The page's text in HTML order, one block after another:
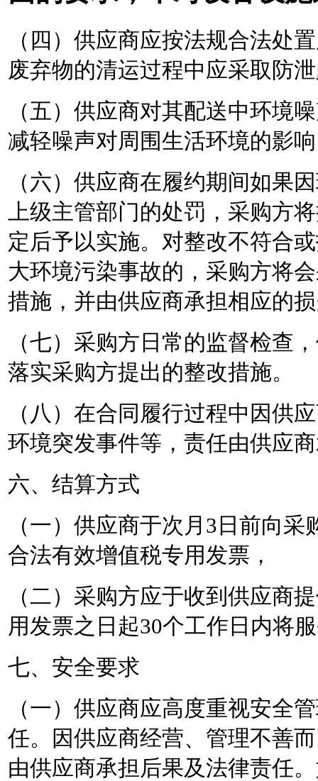
（四）供应商应按法规合法处
废弃物的清运过程中应采取防
（五）供应商对其配送中环境
减轻噪声对周围生活环境的影
（六）供应商在履约期间如果
上级主管部门的处罚，采购方
定后予以实施。对整改不符合
大环境污染事故的，采购方将
措施，并由供应商承担相应的
（七）采购方日常的监督检查
落实采购方提出的整改措施。
（八）在合同履行过程中因供
环境突发事件等，责任由供应
六、结算方式
（一）供应商于次月 3日前向采
合法有效增值税专用发票，
（二）采购方应于收到供应商
用发票之日起30个工作日内将
七、安全要求
（一）供应商应高度重视安全
任。因供应商经营、管理不善
由供应商承担后果及法律责任